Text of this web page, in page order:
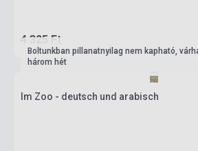
4 325 Ft
Boltunkban pillanatnyilag nem kapható,
három hét
Im Zoo - deutsch und arabisch